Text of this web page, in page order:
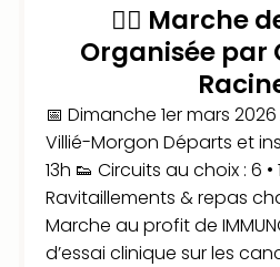
🚶‍♀️ Marche
Organisée par
📅 Dimanche 1er mars
Villié-Morgon Départs et
13h 👟 Circuits au choix : 6 •
Ravitaillements & repas
Marche au profit de
d’essai clinique sur les